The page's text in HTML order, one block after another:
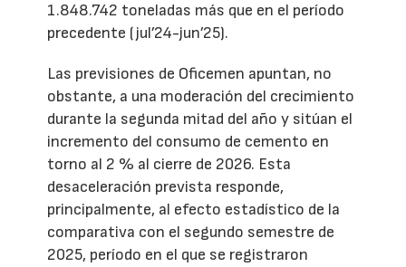
1.848.742 toneladas más que en el período
precedente (jul’24-jun’25).
Las previsiones de Oficemen apuntan, no
obstante, a una moderación del crecimiento
durante la segunda mitad del año y sitúan el
incremento del consumo de cemento en
torno al 2 % al cierre de 2026. Esta
desaceleración prevista responde,
principalmente, al efecto estadístico de la
comparativa con el segundo semestre de
2025, período en el que se registraron